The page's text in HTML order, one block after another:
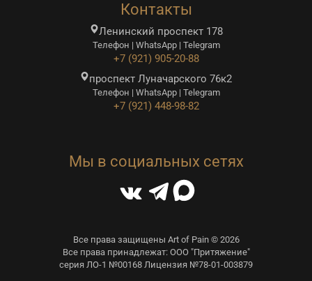
Контакты
Ленинский проспект 178
Телефон | WhatsApp | Telegram
+7 (921) 905-20-88
проспект Луначарского 76к2
Телефон | WhatsApp | Telegram
+7 (921) 448-98-82
Мы в социальных сетях
Все права защищены Art of Pain © 2026
Все права принадлежат: ООО "Притяжение"
серия ЛО-1 №00168 Лицензия №78-01-003879